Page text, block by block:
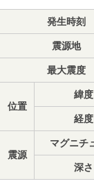
発生時刻
震源地
最大震度
位置
緯度
経度
震源
マグニチ
深さ